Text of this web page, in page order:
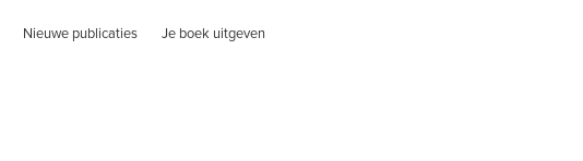
Nieuwe publicaties Je boek uitgeven